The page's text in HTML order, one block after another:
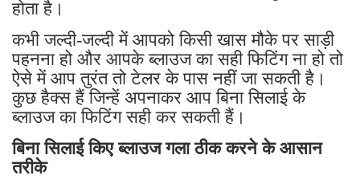
होता है।
कभी जल्दी-जल्दी में आपको किसी खास मौके पर साड़ी
पहनना हो और आपके ब्लाउज का सही फिटिंग ना हो तो
ऐसे में आप तुरंत तो टेलर के पास नहीं जा सकती है।
कुछ हैक्स हैं जिन्हें अपनाकर आप बिना सिलाई के
ब्लाउज का फिटिंग सही कर सकती हैं।
बिना सिलाई किए ब्लाउज गला ठीक करने के आसान
तरीके